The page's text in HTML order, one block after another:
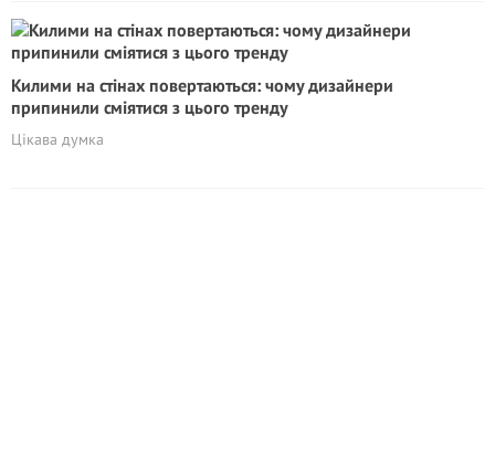
Килими на стінах повертаються: чому дизайнери
припинили сміятися з цього тренду
Цікава думка